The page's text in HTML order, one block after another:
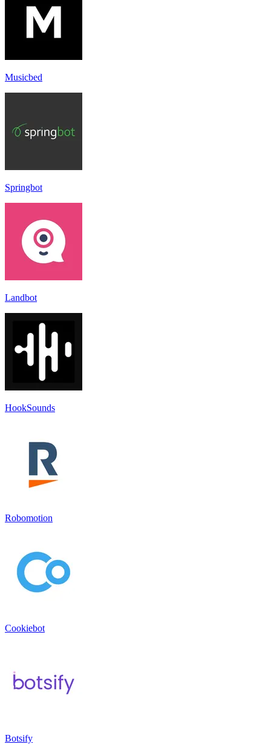
Musicbed
Springbot
Landbot
HookSounds
Robomotion
Cookiebot
Botsify